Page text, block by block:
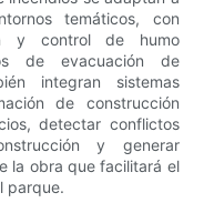
temáticos, con
y control de humo
de evacuación de
integran sistemas
de construcción
detectar conflictos
y generar
la obra que facilitará el
parque.